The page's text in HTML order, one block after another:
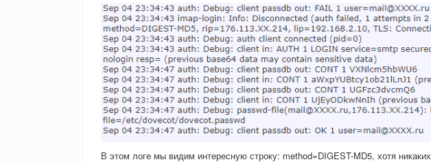
В этом логе мы видим интересную строку: method=DIGEST-MD5, хотя